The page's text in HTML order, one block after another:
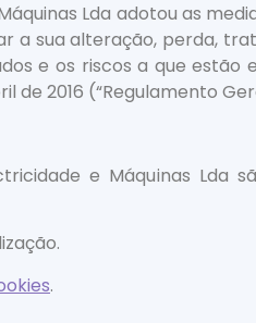
Lda adotou as
a sua alteração, perda,
e os riscos a que
2016 (“Regulamento
e Máquinas Lda
.